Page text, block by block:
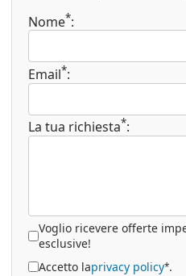
Nome*:
Email*:
La tua richiesta*:
Voglio ricevere offerte
esclusive!
Accetto laprivacy policy*.